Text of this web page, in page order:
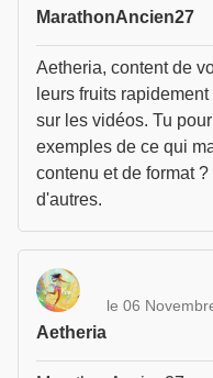
MarathonAncien27
Aetheria, content de
leurs fruits
sur les vidéos. Tu
exemples de ce qui
contenu et de format
d'autres.
Aetheria
le 06